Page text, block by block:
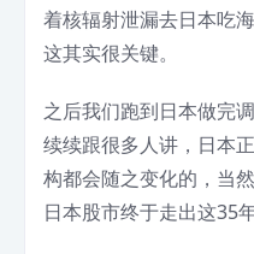
着核辐射泄漏去日本吃
这其实很关键。
之后我们跑到日本做完
续续跟很多人讲，日本
构都会随之变化的，当
日本股市终于走出这35